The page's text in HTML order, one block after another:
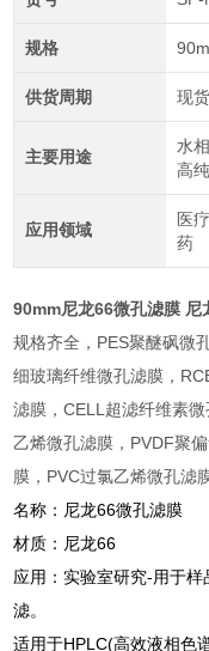
规格
供货周期 现货
主要用途
水
高
应用领域
医
药
90mm尼龙66微孔滤膜 尼
规格齐全，PES聚醚砜微
细玻璃纤维微孔滤膜，
滤膜，CELL超滤纤维素
乙烯微孔滤膜，PVDF聚
膜，PVC过氯乙烯微孔滤
名称：尼龙66微孔滤膜
材质：尼龙66
应用：实验室研究-用于
滤。
适用于HPLC(高效液相色